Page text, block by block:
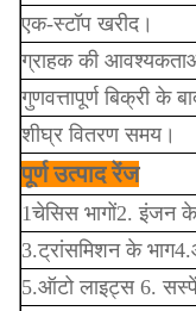
एक-स्टॉप खरीद।
ग्राहक की
गुणवत्तापूर्ण बिक्री के
शीघ्र वितरण समय।
पूर्ण उत्पाद रेंज
1चेसिस भागों2. इंजन के
3.ट्रांसमिशन के भाग4
5.ऑटो लाइट्स 6.